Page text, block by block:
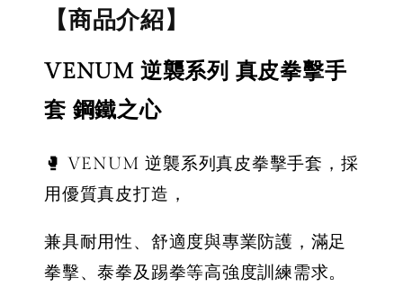
【拳運會】
拳擊手套 除
臭劑 拳運會
格鬥專用 擊
退汗味 台灣
製造 酵素分
NT$ 300
NT$ 350
- +
綁帶 彈性手
NT$ 450
NT$ 500
綁帶 彈
【商品介紹】
VENUM 逆襲系列 真皮拳擊手
套 鋼鐵之心
🥊 VENUM 逆襲系列真皮拳擊手套，採
用優質真皮打造，
兼具耐用性、舒適度與專業防護，滿足
拳擊、泰拳及踢拳等高強度訓練需求。